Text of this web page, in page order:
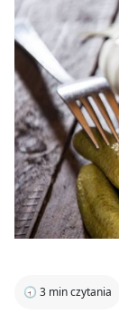
🕣 3 min czytania